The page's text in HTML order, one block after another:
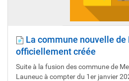
La commune nouvelle
officiellement créée
Suite à la fusion des commune de
Launeuc à compter du 1er janvier